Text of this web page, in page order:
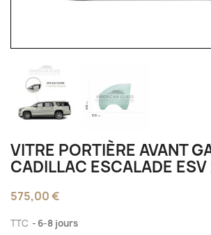
VITRE PORTIÈRE AVANT
CADILLAC ESCALADE
575,00 €
TTC 6-8 jours